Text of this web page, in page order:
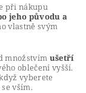
při nákupu
jeho původu a
vlastně svým
množstvím ušetří
oblečení vyšší.
vyberete
vším.